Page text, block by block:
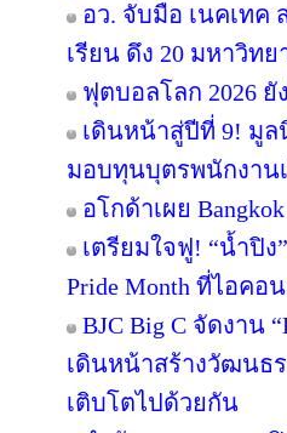
อว. จับมือ เนคเทค
เรียน ดึง 20 มหาวิท
ฟุตบอลโลก 2026
เดินหน้าสู่ปีที่ 9! มูล
มอบทุนบุตรพนักงาน
อโกด้าเผย
เตรียมใจฟู! “น้ำปิ
Pride Month ที่ไอคอ
BJC Big C จัดงาน
เดินหน้าสร้างวัฒนธ
เติบโตไปด้วยกัน